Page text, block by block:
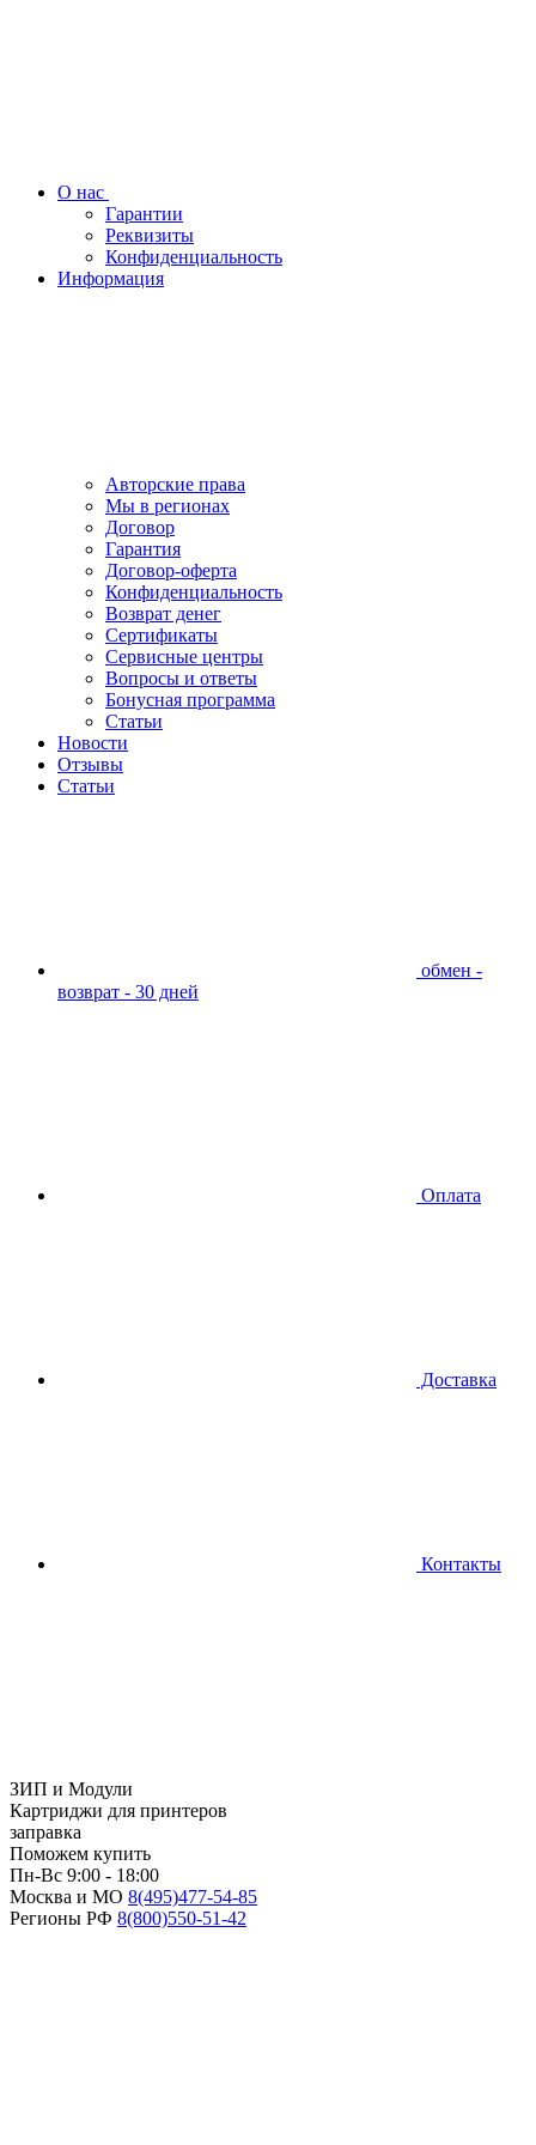
О нас
Гарантии
Реквизиты
Конфиденциальность
Информация
Авторские права
Мы в регионах
Договор
Гарантия
Договор-оферта
Конфиденциальность
Возврат денег
Сертификаты
Сервисные центры
Вопросы и ответы
Бонусная программа
Статьи
Новости
Отзывы
Статьи
обмен -
возврат - 30 дней
Оплата
Доставка
Контакты
ЗИП и Модули
Картриджи для принтеров
заправка
Поможем купить
Пн-Вс 9:00 - 18:00
Москва и МО 8(495)477-54-85
Регионы РФ 8(800)550-51-42